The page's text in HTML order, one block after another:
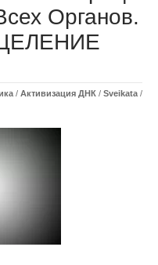
Органов.
/ Активизация ДНК / Sveikata /